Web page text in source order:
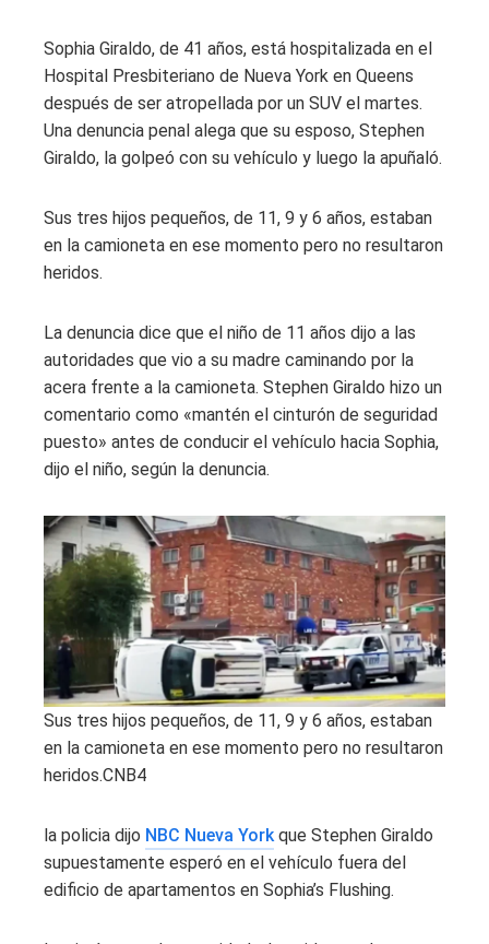
Sophia Giraldo, de 41 años, está hospitalizada en el
Hospital Presbiteriano de Nueva York en Queens
después de ser atropellada por un SUV el martes.
Una denuncia penal alega que su esposo, Stephen
Giraldo, la golpeó con su vehículo y luego la apuñaló.
Sus tres hijos pequeños, de 11, 9 y 6 años, estaban
en la camioneta en ese momento pero no resultaron
heridos.
La denuncia dice que el niño de 11 años dijo a las
autoridades que vio a su madre caminando por la
acera frente a la camioneta. Stephen Giraldo hizo un
comentario como «mantén el cinturón de seguridad
puesto» antes de conducir el vehículo hacia Sophia,
dijo el niño, según la denuncia.
Sus tres hijos pequeños, de 11, 9 y 6 años, estaban
en la camioneta en ese momento pero no resultaron
heridos.CNB4
la policia dijo NBC Nueva Yorkque Stephen Giraldo
supuestamente esperó en el vehículo fuera del
edificio de apartamentos en Sophia’s Flushing.